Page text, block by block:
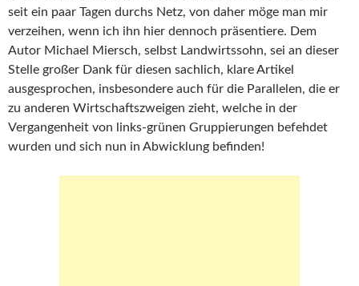
seit ein paar Tagen durchs Netz, von daher möge man mir
verzeihen, wenn ich ihn hier dennoch präsentiere. Dem
Autor Michael Miersch, selbst Landwirtssohn, sei an dieser
Stelle großer Dank für diesen sachlich, klare Artikel
ausgesprochen, insbesondere auch für die Parallelen, die er
zu anderen Wirtschaftszweigen zieht, welche in der
Vergangenheit von links-grünen Gruppierungen befehdet
wurden und sich nun in Abwicklung befinden!